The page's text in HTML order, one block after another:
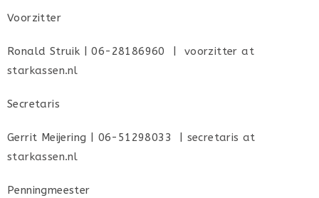
Voorzitter
Ronald Struik | 06-28186960 | voorzitter at
starkassen.nl
Secretaris
Gerrit Meijering | 06-51298033 | secretaris at
starkassen.nl
Penningmeester